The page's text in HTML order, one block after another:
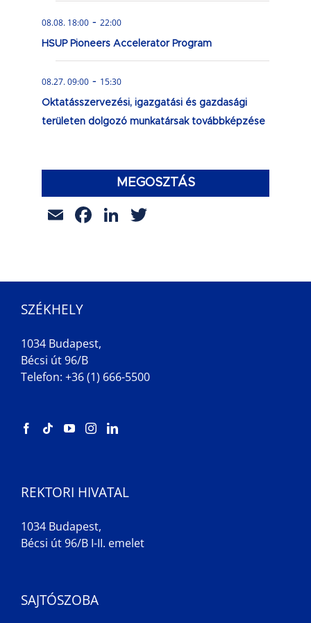
08.08. 18:00 - 22:00
HSUP Pioneers Accelerator Program
08.27. 09:00 - 15:30
Oktatásszervezési, igazgatási és gazdasági
területen dolgozó munkatársak továbbképzése
MEGOSZTÁS
EmailFacebook
LinkedIn
SZÉKHELY
1034 Budapest,
Bécsi út 96/B
Telefon: +36 (1) 666-5500
REKTORI HIVATAL
1034 Budapest,
Bécsi út 96/B I-II. emelet
SAJTÓSZOBA